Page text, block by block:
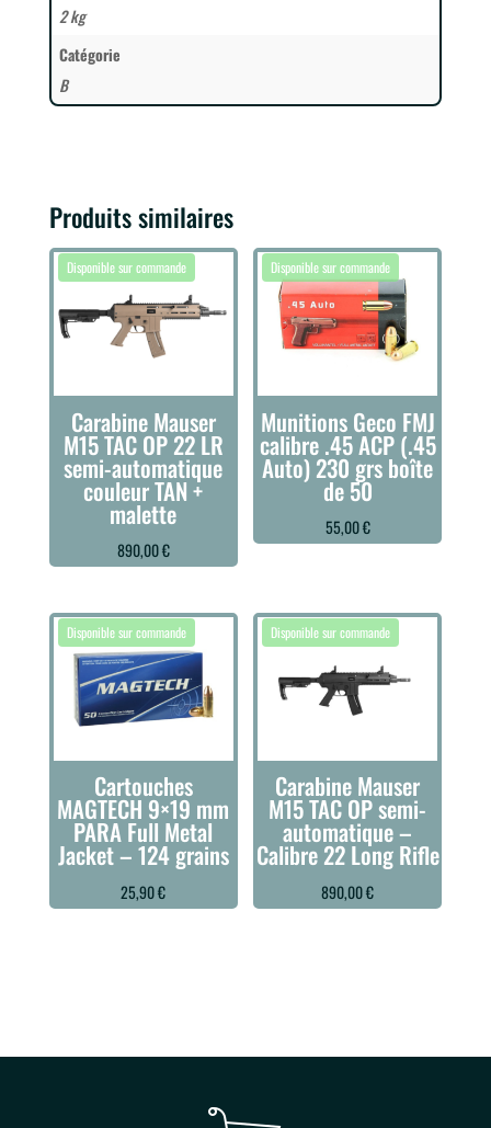
2 kg
Catégorie
B
Produits similaires
Carabine Mauser
M15 TAC OP 22 LR
semi-automatique
couleur TAN +
malette
890,00€
Munitions Geco FMJ
calibre .45 ACP (.45
Auto) 230 grs boîte
de 50
55,00€
Cartouches
MAGTECH 9×19 mm
PARA Full Metal
Jacket – 124 grains
25,90€
Carabine Mauser
M15 TAC OP semi-
automatique –
Calibre 22 Long Rifle
890,00€